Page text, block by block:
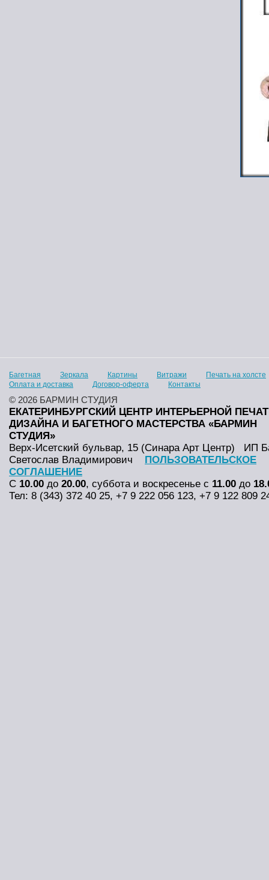
Багетная Зеркала Картины Витражи
Печать на холсте
Оплата и доставка
Договор-оферта Контакты
© 2026 БАРМИН СТУДИЯ
ЕКАТЕРИНБУРГСКИЙ ЦЕНТР ИНТЕРЬЕРНОЙ
ДИЗАЙНА И БАГЕТНОГО МАСТЕРСТВА «БАРМИН
СТУДИЯ»
Верх-Исетский бульвар, 15 (Синара Арт Центр)
ИП
Светослав Владимирович
ПОЛЬЗОВАТЕЛЬСКОЕ
СОГЛАШЕНИЕ
С 10.00 до 20.00, суббота и воскресенье с 11.00 до
Тел: 8 (343) 372 40 25, +7 9 222 056 123, +7 9 122 809